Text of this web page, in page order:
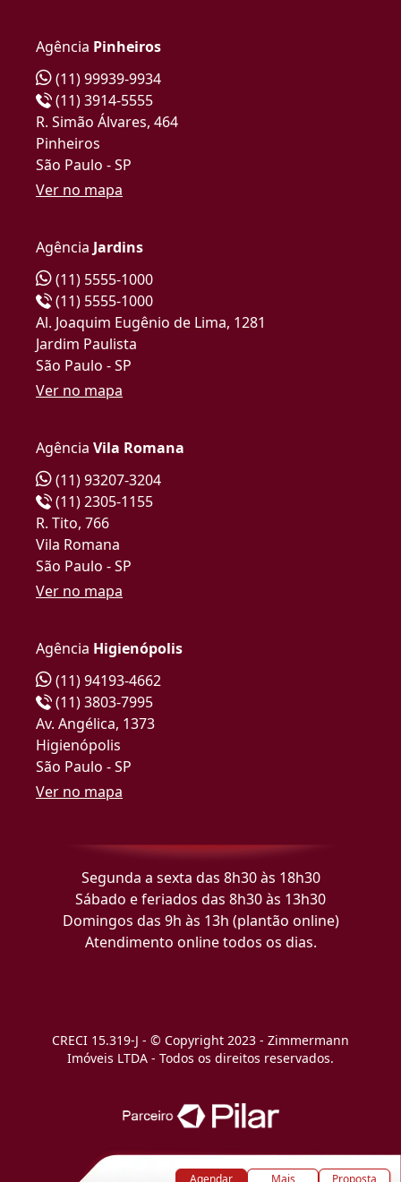
Agendar Mais Proposta
Agência Pinheiros
(11) 99939-9934
(11) 3914-5555
R. Simão Álvares, 464
Pinheiros
São Paulo - SP
Ver no mapa
Agência Jardins
(11) 5555-1000
(11) 5555-1000
Al. Joaquim Eugênio de Lima, 1281
Jardim Paulista
São Paulo - SP
Ver no mapa
Agência Vila Romana
(11) 93207-3204
(11) 2305-1155
R. Tito, 766
Vila Romana
São Paulo - SP
Ver no mapa
Agência Higienópolis
(11) 94193-4662
(11) 3803-7995
Av. Angélica, 1373
Higienópolis
São Paulo - SP
Ver no mapa
Segunda a sexta das 8h30 às 18h30
Sábado e feriados das 8h30 às 13h30
Domingos das 9h às 13h (plantão online)
Atendimento online todos os dias.
CRECI 15.319-J - © Copyright 2023 - Zimmermann
Imóveis LTDA - Todos os direitos reservados.